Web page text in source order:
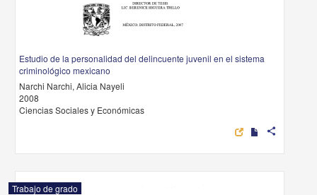
Estudio de la personalidad del delincuente juvenil en el sistema
criminológico mexicano
Narchi Narchi, Alicia Nayeli
2008
Ciencias Sociales y Económicas
share
Trabajo de grado